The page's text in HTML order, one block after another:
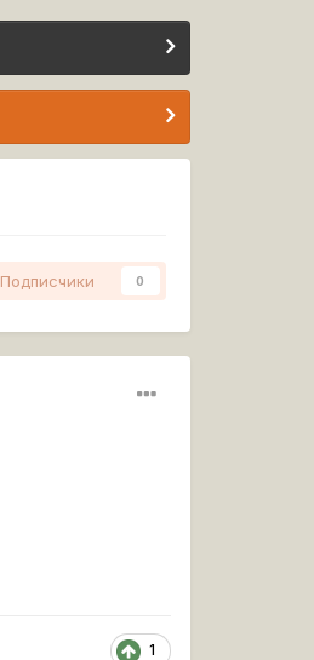
Подписчики 0
1